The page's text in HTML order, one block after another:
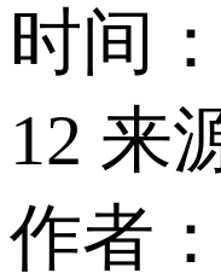
时间
12 来
作者